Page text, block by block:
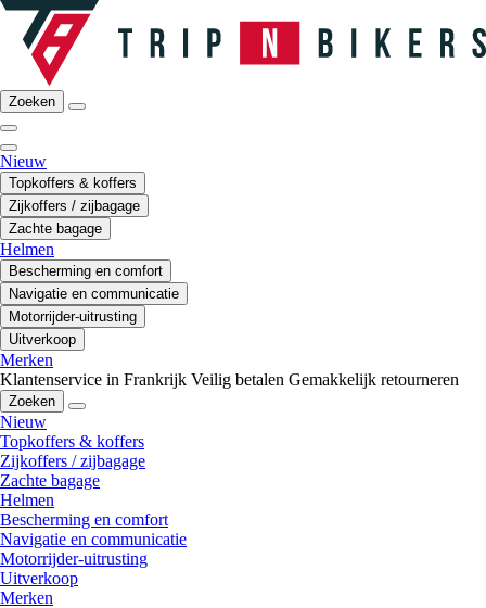
Zoeken
Nieuw
Topkoffers & koffers
Zijkoffers / zijbagage
Zachte bagage
Helmen
Bescherming en comfort
Navigatie en communicatie
Motorrijder-uitrusting
Uitverkoop
Merken
Klantenservice in Frankrijk Veilig betalen Gemakkelijk retourneren
Zoeken
Nieuw
Topkoffers & koffers
Zijkoffers / zijbagage
Zachte bagage
Helmen
Bescherming en comfort
Navigatie en communicatie
Motorrijder-uitrusting
Uitverkoop
Merken